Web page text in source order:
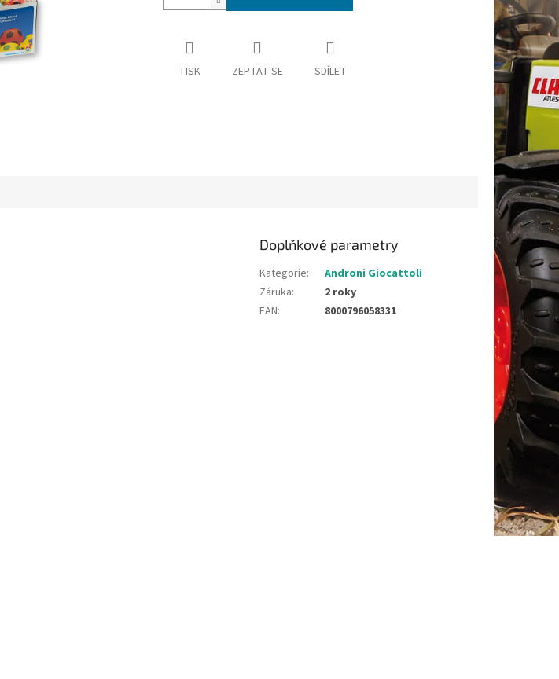
TISK ZEPTAT SE SDÍLET
Doplňkové parametry
Kategorie:
Androni Giocattoli
Záruka:
2 roky
EAN: 8000796058331